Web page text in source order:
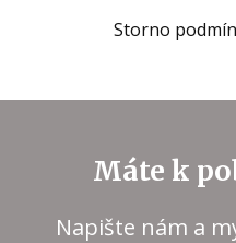
Storno
Máte k
Napište nám a